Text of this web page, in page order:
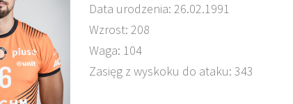
Data urodzenia: 26.02.1991
Wzrost: 208
Waga: 104
Zasięg z wyskoku do ataku: 343